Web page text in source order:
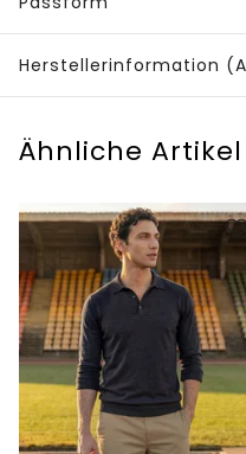
Herstellerinformation
Ähnliche Artikel